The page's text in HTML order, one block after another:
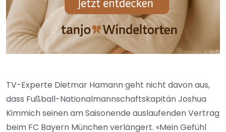
TV-Experte Dietmar Hamann geht nicht davon aus,
dass Fußball-Nationalmannschaftskapitän Joshua
Kimmich seinen am Saisonende auslaufenden Vertrag
beim FC Bayern München verlängert. «Mein Gefühl